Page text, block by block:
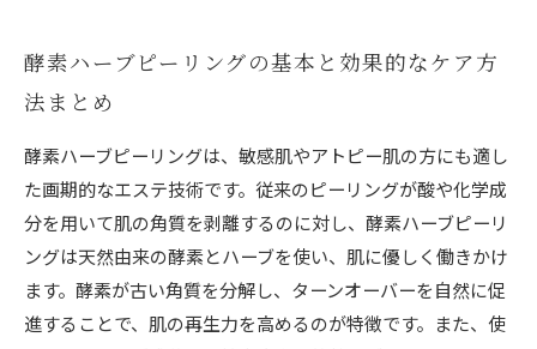
酵素ハーブピーリングの基本と効果的なケア方
法まとめ
酵素ハーブピーリングは、敏感肌やアトピー肌の方にも適し
た画期的なエステ技術です。従来のピーリングが酸や化学成
分を用いて肌の角質を剥離するのに対し、酵素ハーブピーリ
ングは天然由来の酵素とハーブを使い、肌に優しく働きかけ
ます。酵素が古い角質を分解し、ターンオーバーを自然に促
進することで、肌の再生力を高めるのが特徴です。また、使